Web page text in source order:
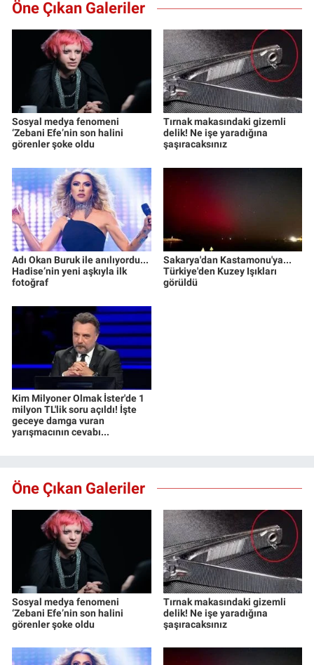
Öne Çıkan Galeriler
Sosyal medya fenomeni
‘Zebani Efe’nin son halini
görenler şoke oldu
Tırnak makasındaki gizemli
delik! Ne işe yaradığına
şaşıracaksınız
Adı Okan Buruk ile anılıyordu...
Hadise’nin yeni aşkıyla ilk
fotoğraf
Sakarya'dan Kastamonu'ya...
Türkiye'den Kuzey Işıkları
görüldü
Kim Milyoner Olmak İster'de 1
milyon TL'lik soru açıldı! İşte
geceye damga vuran
yarışmacının cevabı...
Öne Çıkan Galeriler
Sosyal medya fenomeni
‘Zebani Efe’nin son halini
görenler şoke oldu
Tırnak makasındaki gizemli
delik! Ne işe yaradığına
şaşıracaksınız